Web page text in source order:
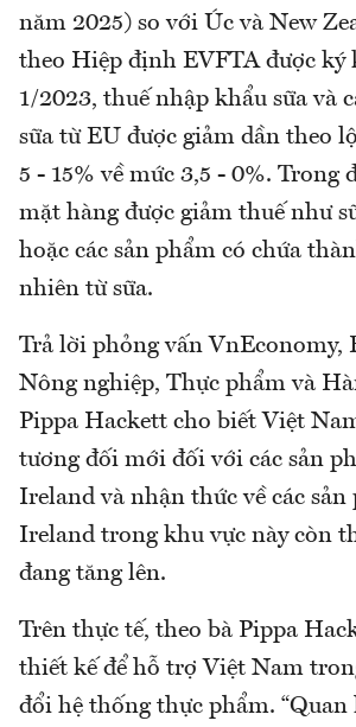
năm 2025) so với Úc và New
theo Hiệp định EVFTA được ký
1/2023, thuế nhập khẩu sữa và
sữa từ EU được giảm dần theo
5 - 15% về mức 3,5 - 0%. Trong
mặt hàng được giảm thuế như
hoặc các sản phẩm có chứa
nhiên từ sữa.
Trả lời phỏng vấn VnEconomy,
Nông nghiệp, Thực phẩm và
Pippa Hackett cho biết Việt
tương đối mới đối với các sản
Ireland và nhận thức về các sản
Ireland trong khu vực này còn
đang tăng lên.
Trên thực tế, theo bà Pippa
thiết kế để hỗ trợ Việt Nam
đổi hệ thống thực phẩm. “Quan